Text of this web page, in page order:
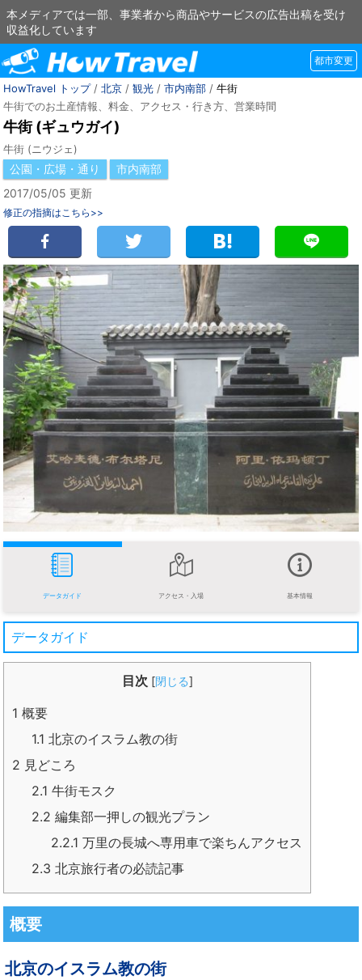
本メディアでは一部、事業者から商品やサービスの広告出稿を受け
収益化しています
都市変更
HowTravel トップ/ 北京 / 観光 / 市内南部 / 牛街
牛街でのお土産情報、料金、アクセス・行き方、営業時間
牛街 (ギュウガイ)
牛街 (ニウジェ)
公園・広場・通り
市内南部
2017/05/05 更新
修正の指摘はこちら>>
データガイド アクセス・入場 基本情報
データガイド
目次 [閉じる]
1 概要
1.1 北京のイスラム教の街
2 見どころ
2.1 牛街モスク
2.2 編集部一押しの観光プラン
2.2.1 万里の長城へ専用車で楽ちんアクセス
2.3 北京旅行者の必読記事
概要
北京のイスラム教の街